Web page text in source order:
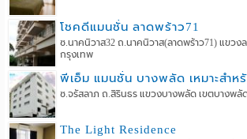
โชคดีแมนชั่น ลาดพร้าว71
ซ.นาคนิวาส32 ถ.นาคนิวาส(ลาดพร้าว71) แขวง
กรุงเทพ
ซ.จรัสลาภ ถ.สิรินธร แขวงบางพลัด เขตบางพลั
The Light Residence